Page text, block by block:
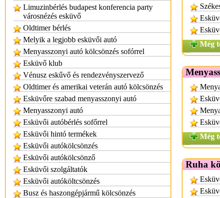
Limuzinbérlés budapest konferencia party
városnézés esküvő
Oldtimer bérlés
Melyik a legjobb esküvői autó
Menyasszonyi autó kölcsönzés sofórrel
Esküvő klub
Vénusz eskűvő és rendezvényszervező
Oldtimer és amerikai veterán autó kölcsönzés
Esküvőre szabad menyasszonyi autó
Menyasszonyi autó
Esküvői autóbérlés sofőrrel
Esküvői hintó termékek
Esküvői autókölcsönzés
Esküvői autókölcsönző
Esküvői szolgáltatók
Esküvői autóköltcsönzés
Busz és haszongépjármű kölcsönzés
Még
Még
Ruha